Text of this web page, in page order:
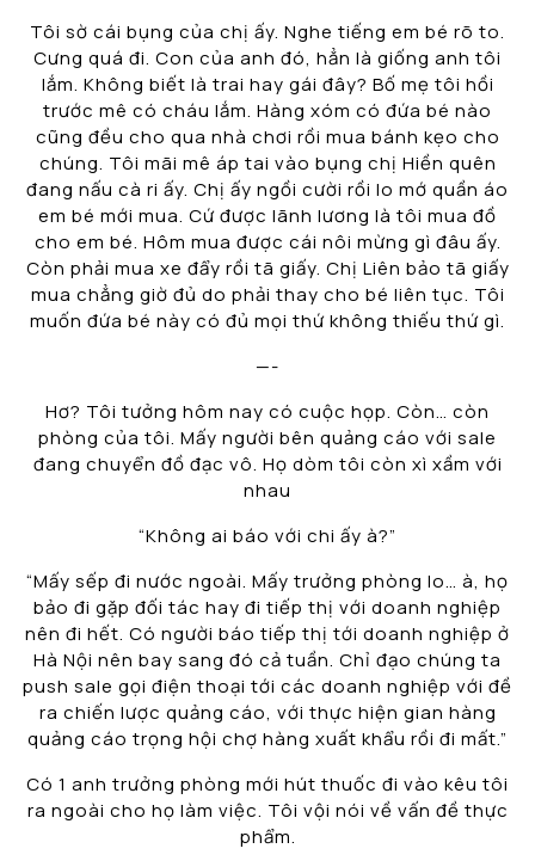
Tôi sờ cái bụng của chị ấy. Nghe tiếng em bé rõ to.
Cưng quá đi. Con của anh đó, hẳn là giống anh tôi
lắm. Không biết là trai hay gái đây? Bố mẹ tôi hồi
trước mê có cháu lắm. Hàng xóm có đứa bé nào
cũng đều cho qua nhà chơi rồi mua bánh kẹo cho
chúng. Tôi mãi mê áp tai vào bụng chị Hiền quên
đang nấu cà ri ấy. Chị ấy ngồi cười rồi lo mớ quần áo
em bé mới mua. Cứ được lãnh lương là tôi mua đồ
cho em bé. Hôm mua được cái nôi mừng gì đâu ấy.
Còn phải mua xe đẩy rồi tã giấy. Chị Liên bảo tã giấy
mua chẳng giờ đủ do phải thay cho bé liên tục. Tôi
muốn đứa bé này có đủ mọi thứ không thiếu thứ gì.
—-
Hơ? Tôi tưởng hôm nay có cuộc họp. Còn… còn
phòng của tôi. Mấy người bên quảng cáo với sale
đang chuyển đồ đạc vô. Họ dòm tôi còn xì xầm với
nhau
“Không ai báo với chi ấy à?”
“Mấy sếp đi nước ngoài. Mấy trưởng phòng lo… à, họ
bảo đi gặp đối tác hay đi tiếp thị với doanh nghiệp
nên đi hết. Có người báo tiếp thị tới doanh nghiệp ở
Hà Nội nên bay sang đó cả tuần. Chỉ đạo chúng ta
push sale gọi điện thoại tới các doanh nghiệp với đề
ra chiến lược quảng cáo, với thực hiện gian hàng
quảng cáo trọng hội chợ hàng xuất khẩu rồi đi mất.”
Có 1 anh trưởng phòng mới hút thuốc đi vào kêu tôi
ra ngoài cho họ làm việc. Tôi vội nói về vấn đề thực
phẩm.